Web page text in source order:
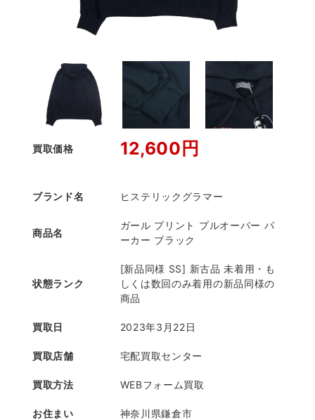
買取価格 12,600円
ブランド名 ヒステリックグラマー
商品名
ガール プリント プルオーバー パ
ーカー ブラック
状態ランク
[新品同様 SS] 新古品 未着用・も
しくは数回のみ着用の新品同様の
商品
買取日 2023年3月22日
買取店舗 宅配買取センター
買取方法 WEBフォーム買取
お住まい 神奈川県鎌倉市